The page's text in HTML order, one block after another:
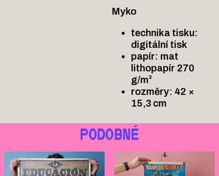
Myko
technika tisku:
digitální tisk
papír: mat
lithopapír 270
g/m²
rozměry: 42 ×
15,3 cm
PODOBNÉ